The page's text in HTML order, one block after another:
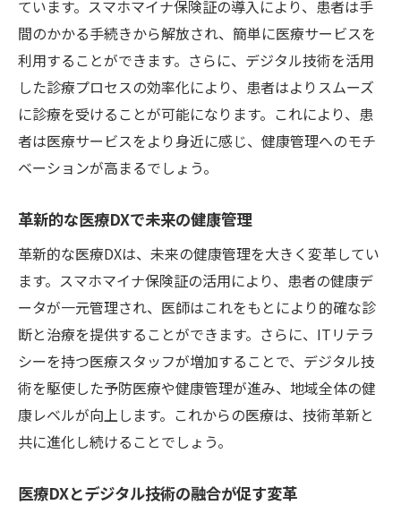
医療DXが促進する医療資源の最適化
効率的な医療体制を支えるデジタル技術
医療DXが変革する医療現場の風景
医療DXによる質の高い医療提供の実現
スマホマイナ保険証で医療の未来を切り開く
スマホマイナ保険証が導く医療の新展開
未来を支えるスマホマイナと医療DXの進化
医療の未来を見据えるスマホマイナの活用
スマホマイナ保険証が示す医療の革新
医療DXとスマホ保険証で未来をデザイン
大和駅で進化する医療DXの最新事情
大和駅で注目の医療DX最新動向
医療DXとスマホマイナが進化する現場
医療DXの進化がもたらす地域医療の革新
ています。スマホマイナ保険証の導入により、患者は手
間のかかる手続きから解放され、簡単に医療サービスを
利用することができます。さらに、デジタル技術を活用
した診療プロセスの効率化により、患者はよりスムーズ
に診療を受けることが可能になります。これにより、患
者は医療サービスをより身近に感じ、健康管理へのモチ
ベーションが高まるでしょう。
革新的な医療DXで未来の健康管理
革新的な医療DXは、未来の健康管理を大きく変革してい
ます。スマホマイナ保険証の活用により、患者の健康デ
ータが一元管理され、医師はこれをもとにより的確な診
断と治療を提供することができます。さらに、ITリテラ
シーを持つ医療スタッフが増加することで、デジタル技
術を駆使した予防医療や健康管理が進み、地域全体の健
康レベルが向上します。これからの医療は、技術革新と
共に進化し続けることでしょう。
医療DXとデジタル技術の融合が促す変革